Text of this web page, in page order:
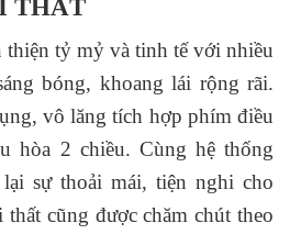
THẤT
thiện tỷ mỷ và tinh tế với nhiều
bóng, khoang lái rộng rãi.
vô lăng tích hợp phím điều
hòa 2 chiều. Cùng hệ thống
sự thoải mái, tiện nghi cho
cũng được chăm chút theo